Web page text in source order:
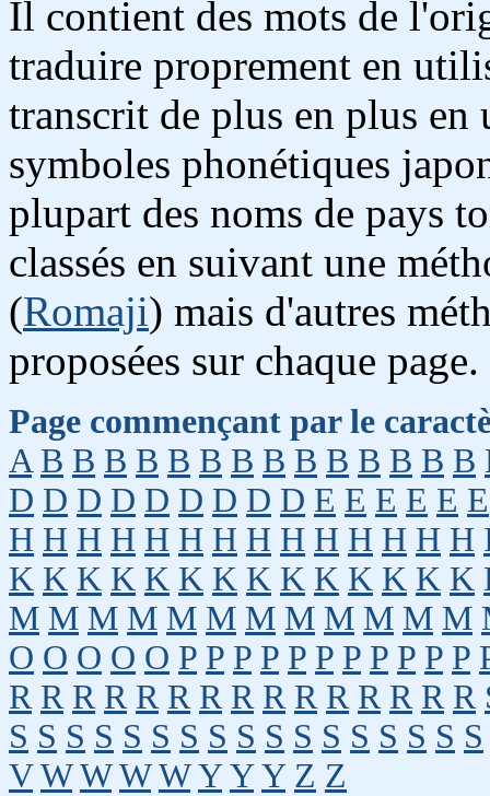
Il contient des mots de
traduire proprement en
transcrit de plus en plus
symboles phonétiques
plupart des noms de pays
classés en suivant une
(Romaji) mais d'autres
proposées sur chaque page.
Page commençant par le
A B B B B B B B B B B B B B B
D D D D D D D D D E E E E E E
H H H H H H H H H H H H H H
K K K K K K K K K K K K K K
M M M M M M M M M M M M
O O O O O P P P P P P P P P P P
R R R R R R R R R R R R R R R
S S S S S S S S S S S S S S S S S
V W W W W Y Y Y Z Z